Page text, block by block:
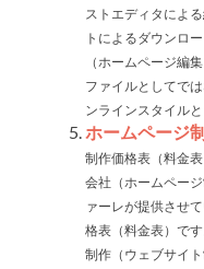
ストエディタによ
トによるダウンロ
（ホームページ編
ファイルとしてで
ンラインスタイル
ホームページ
制作価格表（料金
会社（ホームペー
ァーレが提供させ
格表（料金表）で
制作（ウェブサイ